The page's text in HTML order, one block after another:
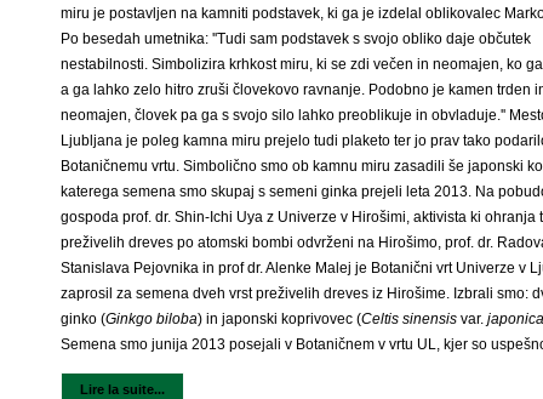
miru je postavljen na kamniti podstavek, ki ga je izdelal oblikovalec
Po besedah umetnika: ''Tudi sam podstavek s svojo obliko daje občutek
nestabilnosti. Simbolizira krhkost miru, ki se zdi večen in neomajen, ko
a ga lahko zelo hitro zruši človekovo ravnanje. Podobno je kamen trden
neomajen, človek pa ga s svojo silo lahko preoblikuje in obvladuje.''
Ljubljana je poleg kamna miru prejelo tudi plaketo ter jo prav tako
Botaničnemu vrtu. Simbolično smo ob kamnu miru zasadili še japonski
katerega semena smo skupaj s semeni ginka prejeli leta 2013. Na
gospoda prof. dr. Shin-Ichi Uya z Univerze v Hirošimi, aktivista ki ohranja
preživelih dreves po atomski bombi odvrženi na Hirošimo, prof. dr.
Stanislava Pejovnika in prof dr. Alenke Malej je Botanični vrt Univerze v
zaprosil za semena dveh vrst preživelih dreves iz Hirošime. Izbrali smo:
ginko (Ginkgo biloba) in japonski koprivovec (Celtis sinensis var. japonica
Semena smo junija 2013 posejali v Botaničnem v vrtu UL, kjer so
Lire la suite...